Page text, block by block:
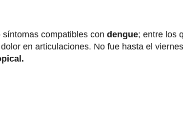
compatibles con dengue; entre los
en articulaciones. No fue hasta el